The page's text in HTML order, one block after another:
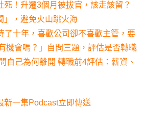
死！升遷3個月被拔官，該走該留？
」，避免火山跳火海
了十年，喜歡公司卻不喜歡主管，要
機會嗎？」自問三題，評估是否轉職
自己為何離開 轉職前4評估：薪資、
新一集Podcast立即傳送